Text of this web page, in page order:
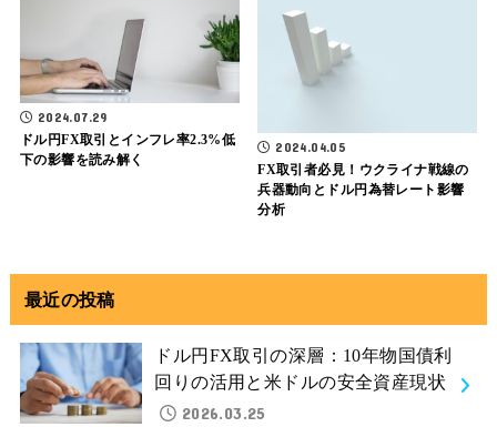
2024.07.29
ドル円FX取引とインフレ率2.3%低
下の影響を読み解く
2024.04.05
FX取引者必見！ウクライナ戦線の
兵器動向とドル円為替レート影響
分析
最近の投稿
ドル円FX取引の深層：10年物国債利
回りの活用と米ドルの安全資産現状
2026.03.25